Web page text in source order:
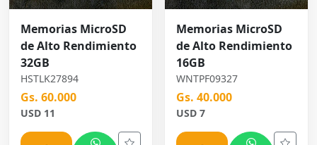
Memorias MicroSD
de Alto Rendimiento
32GB
HSTLK27894
Gs. 60.000
USD 11
Memorias MicroSD
de Alto Rendimiento
16GB
WNTPF09327
Gs. 40.000
USD 7